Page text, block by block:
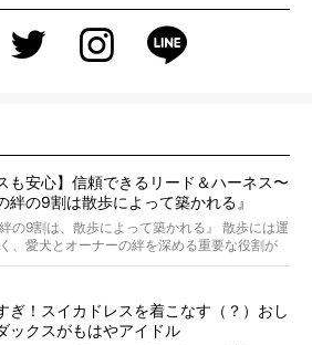
も安心】信頼できるリード＆ハーネス〜
絆の9割は散歩によって築かれる』
MAN＆BEAST〜
絆の9割は、散歩によって築かれる』 散歩には運
、愛犬とオーナーの絆を深める重要な役割が
ぎ！スイカドレスを着こなす（？）おし
ックスがもはやアイドル